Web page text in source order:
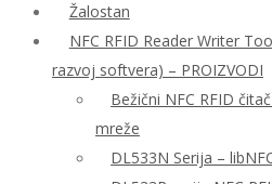
Žalostan
NFC RFID Reader Writer
razvoj softvera) – PROIZVODI
Bežični NFC RFID
mreže
DL533N Serija –